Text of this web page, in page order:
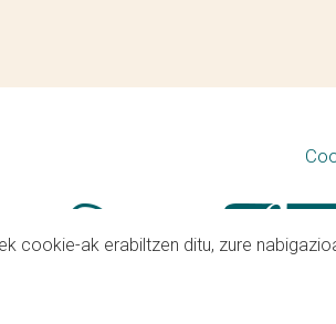
cookie-ak erabiltzen ditu, zure